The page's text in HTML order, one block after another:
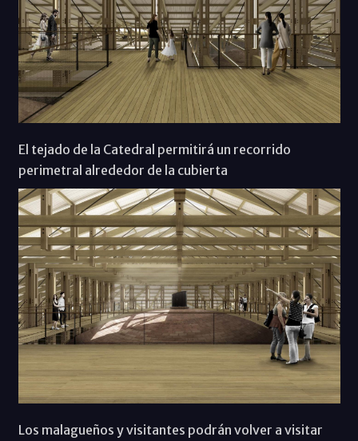
El tejado de la Catedral permitirá un recorrido
perimetral alrededor de la cubierta
Los malagueños y visitantes podrán volver a visitar